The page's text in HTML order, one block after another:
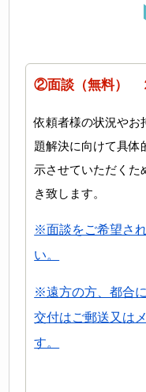
②面談（無料）
依頼者様の状況やお
題解決に向けて具体
示させていただくた
き致します。
※面談をご希望さ
い。
※遠方の方、都合
交付はご郵送又は
す。